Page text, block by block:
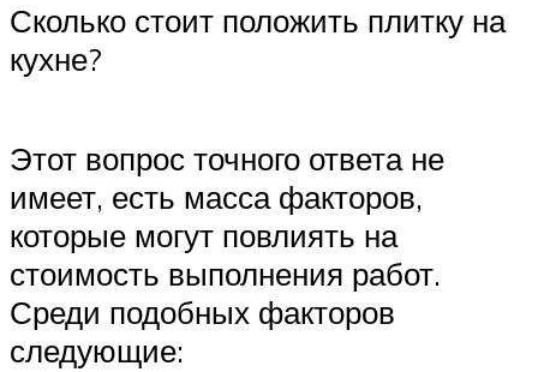
Сколько стоит положить плитку на
кухне?
Этот вопрос точного ответа не
имеет, есть масса факторов,
которые могут повлиять на
стоимость выполнения работ.
Среди подобных факторов
следующие: